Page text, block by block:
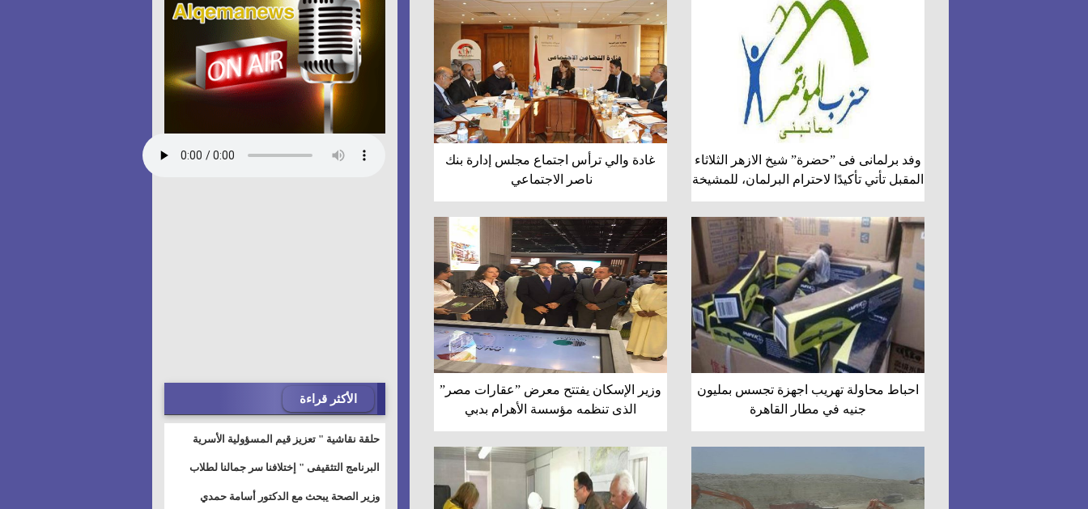
وفد برلمانى فى ”حضرة” شيخ الازهر الثلاثاء
المقبل تأتي تأكيدًا لاحترام البرلمان، للمشيخة
غادة والي ترأس اجتماع مجلس إدارة بنك
ناصر الاجتماعي
احباط محاولة تهريب اجهزة تجسس بمليون
جنيه في مطار القاهرة
وزير الإسكان يفتتح معرض ”عقارات مصر”
الذى تنظمه مؤسسة الأهرام بدبي
الأكثر قراءة
حلقة نقاشية " تعزيز قيم المسؤولية الأسرية
البرنامج التثقيفى " إختلافنا سر جمالنا لطلاب
وطالبات ذوى الهمهم" بمدارس التربية الخاصة
وزير الصحة يبحث مع الدكتور أسامة حمدي